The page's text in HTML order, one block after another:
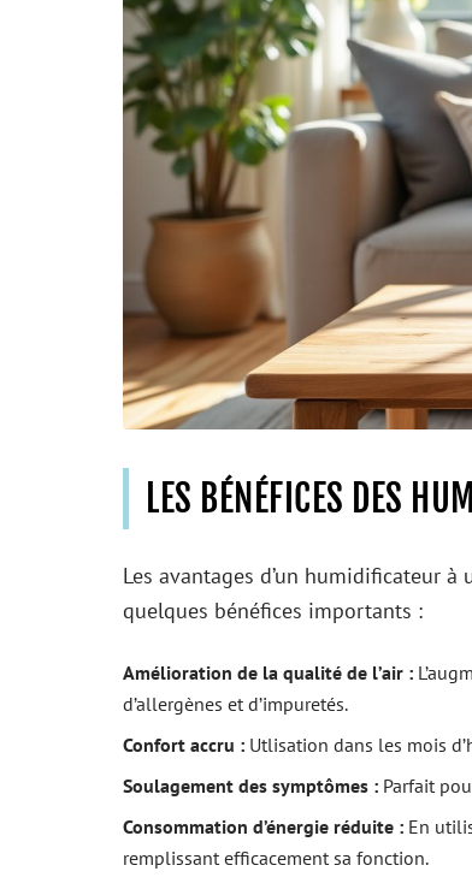
LES BÉNÉFICES DES
Les avantages d’un humidificateur
quelques bénéfices importants :
Amélioration de la qualité de l’air :
d’allergènes et d’impuretés.
Confort accru : Utlisation dans les mois
Soulagement des symptômes : Parfait
Consommation d’énergie réduite : En
remplissant efficacement sa fonction.